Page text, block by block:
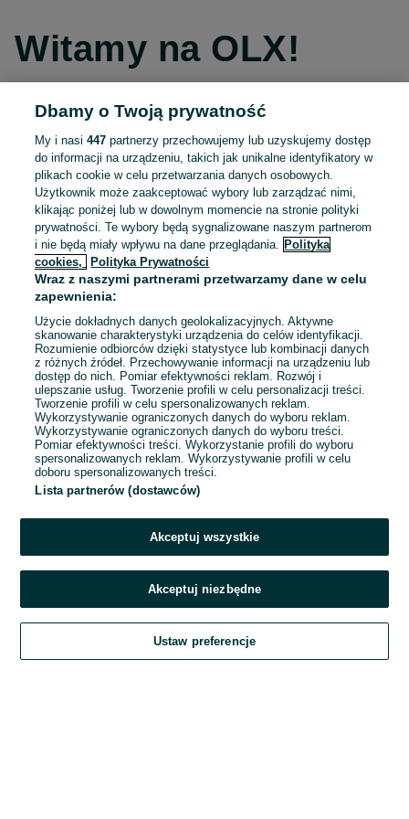
Witamy na OLX!
Kontynuuj przez Facebooka
Kontynuuj przez konto Apple
Kontynuuj przez konto Google
LUB
E-mail
Hasło
Zaloguj się
Kontynuując za pośrednictwem jednego z dostawców wskazanych powyżej,
OLX.pl w jego aktualnym brzmieniu.
Dbamy o Twoją prywatność
My i nasi447 partnerzy przechowujemy lub uzyskujemy dostęp
do informacji na urządzeniu, takich jak unikalne identyfikatory w
plikach cookie w celu przetwarzania danych osobowych.
Użytkownik może zaakceptować wybory lub zarządzać nimi,
klikając poniżej lub w dowolnym momencie na stronie polityki
prywatności. Te wybory będą sygnalizowane naszym partnerom
i nie będą miały wpływu na dane przeglądania.
Polityka
cookies,
Polityka Prywatności
Wraz z naszymi partnerami przetwarzamy dane w celu
zapewnienia:
Użycie dokładnych danych geolokalizacyjnych. Aktywne
skanowanie charakterystyki urządzenia do celów identyfikacji.
Rozumienie odbiorców dzięki statystyce lub kombinacji danych
z różnych źródeł. Przechowywanie informacji na urządzeniu lub
dostęp do nich. Pomiar efektywności reklam. Rozwój i
ulepszanie usług. Tworzenie profili w celu personalizacji treści.
Tworzenie profili w celu spersonalizowanych reklam.
Wykorzystywanie ograniczonych danych do wyboru reklam.
Wykorzystywanie ograniczonych danych do wyboru treści.
Pomiar efektywności treści. Wykorzystanie profili do wyboru
spersonalizowanych reklam. Wykorzystywanie profili w celu
doboru spersonalizowanych treści.
Lista partnerów (dostawców)
Akceptuj wszystkie
Akceptuj niezbędne
Ustaw preferencje